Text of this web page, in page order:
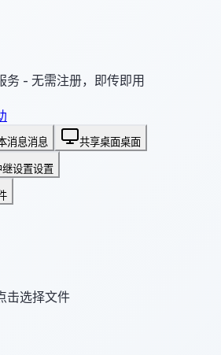
务 - 无需注册，即传即用
消息消息 共享桌面桌面
继设置设置
击选择文件